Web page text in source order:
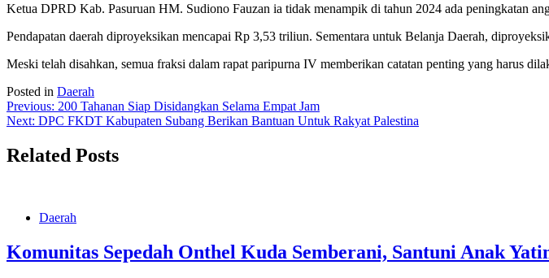
Ketua DPRD Kab. Pasuruan HM. Sudiono Fauzan ia tidak menampik di tahun 2024 ada peningkatan
Pendapatan daerah diproyeksikan mencapai Rp 3,53 triliun. Sementara untuk Belanja Daerah,
Meski telah disahkan, semua fraksi dalam rapat paripurna IV memberikan catatan penting yang harus
Posted in Daerah
Post
navigation
Previous: 200 Tahanan Siap Disidangkan Selama Empat Jam
Next: DPC FKDT Kabupaten Subang Berikan Bantuan Untuk Rakyat Palestina
Related Posts
Daerah
Komunitas Sepedah Onthel Kuda Semberani, Santuni Anak